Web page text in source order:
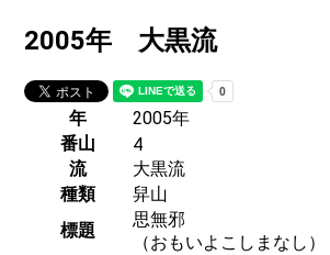
2005年 大黒流
年
2005年
番山
4
流
大黒流
種類
舁山
標題
思無邪
（おもいよこしまなし）